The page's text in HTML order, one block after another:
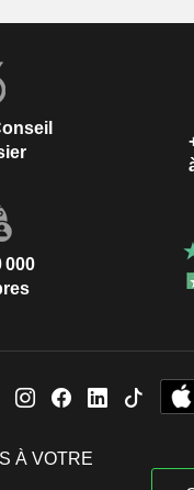
000
À VOTRE